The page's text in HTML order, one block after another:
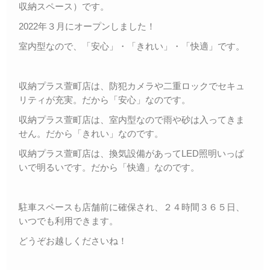
収納スペース）です。
2022年３月にオープンしました！
室内型なので、「安心」・「きれい」・「快適」です。
収納プラス萱町店は、防犯カメラや二重ロックでセキュ
リティが充実。だから「安心」なのです。
収納プラス萱町店は、室内型なので雨や砂は入ってきま
せん。だから「きれい」なのです。
収納プラス萱町店は、換気設備があってLED照明いっぱ
いで明るいです。だから「快適」なのです。
駐車スペースも店舗前に確保され、２４時間３６５日、
いつでも利用できます。
どうぞお越しくださいね！